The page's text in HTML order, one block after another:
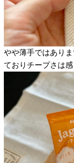
やや薄手ではあり
ておりチープさは感